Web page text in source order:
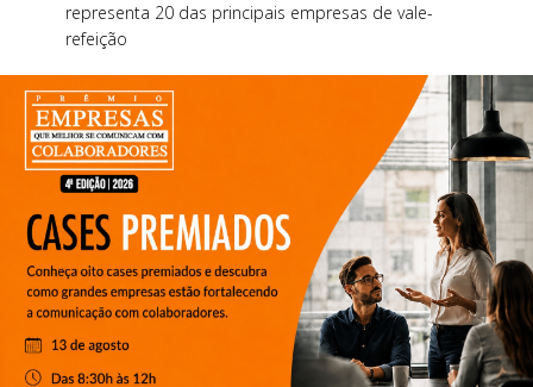
representa 20 das principais empresas de vale-
refeição